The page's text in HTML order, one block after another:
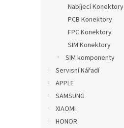
Nabíjecí Konektory
PCB Konektory
FPC Konektory
SIM Konektory
SIM komponenty
Servisní Nářadí
APPLE
SAMSUNG
XIAOMI
HONOR